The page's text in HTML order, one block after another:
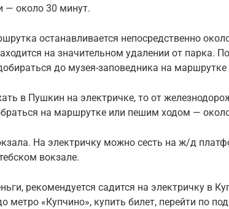
— около 30 минут.
останавливается непосредственно
на значительном удалении от парка.
до музея-заповедника на маршрутке
в Пушкин на электричке, то от
на маршрутке или пешим ходом —
На электричку можно сесть на ж/д
вокзале.
рекомендуется садится на электричку в
метро «Купчино», купить билет, перейти по